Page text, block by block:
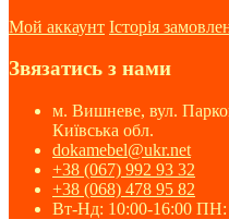
Мой аккаунт Історія
Звязатись з нами
м. Вишневе, вул.
Київська обл.
dokamebel@ukr.net
+38 (067) 992 93 32
+38 (068) 478 95 82
Вт-Нд: 10:00-16:00 ПН: